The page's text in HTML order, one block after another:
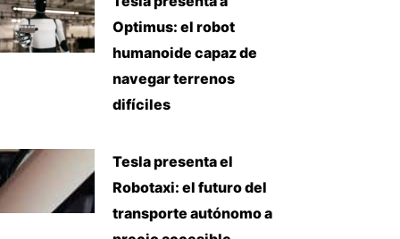
Optimus: el robot
humanoide capaz de
navegar terrenos
difíciles
Tesla presenta el
Robotaxi: el futuro del
transporte autónomo a